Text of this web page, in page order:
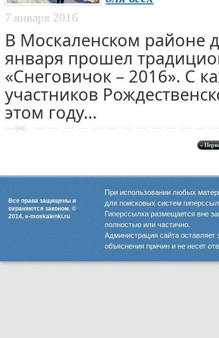
7 января 2016
В Москаленском районе
января прошел
«Снеговичок – 2016». С
участников
этом году...
«
Все права защищены и
охраняются законом. ©
2014, e-moskalenki.ru
При использовании любых
для поисковых систем
Гиперссылка размещается вне
полностью или частично.
Администрация сайта оставляет
объяснения причин и не несет